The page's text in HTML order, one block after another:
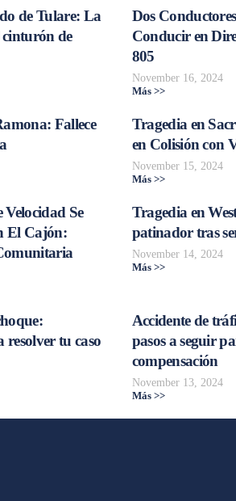
de Tulare: La
de
Dos
Conducir en
805
November 16, 2024
Más >>
Fallece
Tragedia en
en Colisión con
November 15, 2024
Más >>
Se
El Cajón:
Tragedia en
patinador tras
November 14, 2024
Más >>
resolver tu caso
Accidente de
pasos a seguir
compensación
November 13, 2024
Más >>